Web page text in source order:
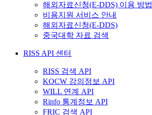
해외자료신청(E-DDS) 이용 방법
비용지원 서비스 안내
해외자료신청(E-DDS)
중국대학 자료 검색
RISS API 센터
RISS 검색 API
KOCW 강의정보 API
WILL 연계 API
Rinfo 통계정보 API
FRIC 검색 API